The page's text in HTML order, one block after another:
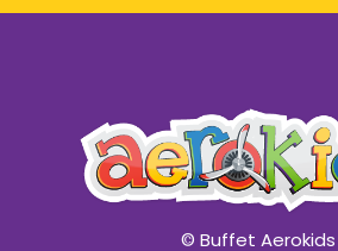
© Buffet Aerokids